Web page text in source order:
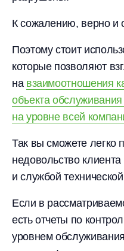
К сожалению, верно и
Поэтому стоит
которые позволяют
на взаимоотношения
объекта
на уровне всей
Так вы сможете легко
недовольство
и службой
Если в
есть отчеты по
уровнем